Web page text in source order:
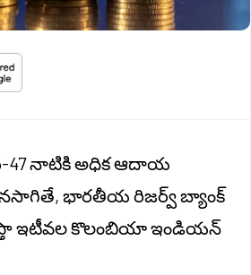
47 నాటికి అధిక ఆదాయ
భారతీయ రిజర్వ్ బ్యాంక్
ఇటీవల కొలంబియా ఇండియన్